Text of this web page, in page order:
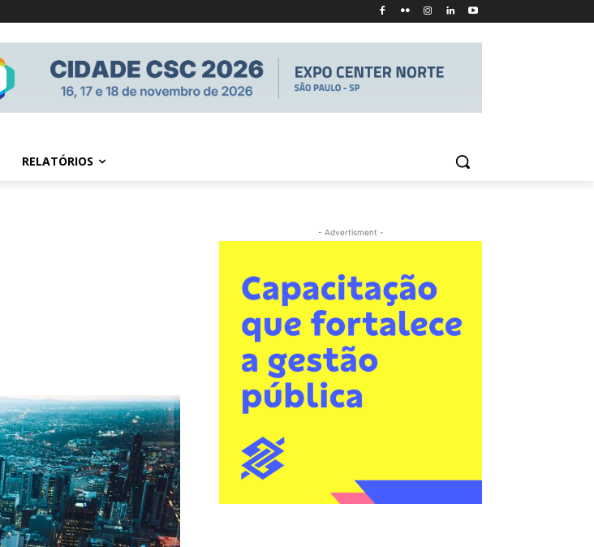
RELATÓRIOS
- Advertisment -